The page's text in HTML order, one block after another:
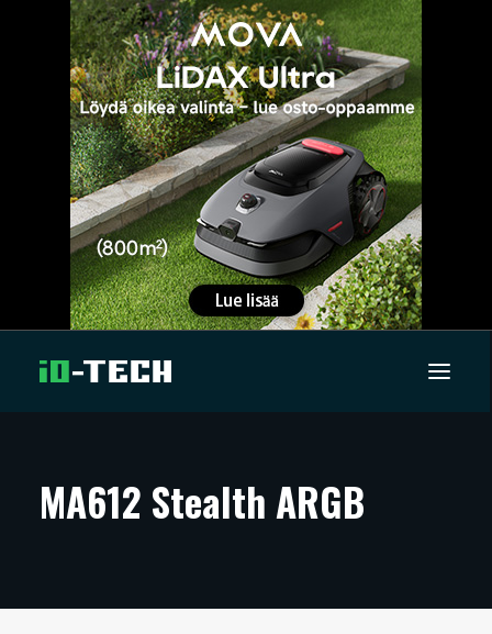
ARTIKKELIT
TECHBBS
MA612 Stealth ARGB